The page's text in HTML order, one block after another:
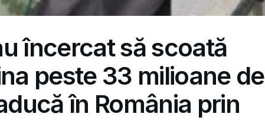
încercat să scoată
peste 33 milioane de
în România prin